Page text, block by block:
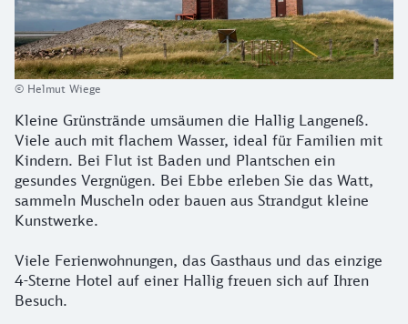
© Helmut Wiege
Kleine Grünstrände umsäumen die Hallig Langeneß.
Viele auch mit flachem Wasser, ideal für Familien mit
Kindern. Bei Flut ist Baden und Plantschen ein
gesundes Vergnügen. Bei Ebbe erleben Sie das Watt,
sammeln Muscheln oder bauen aus Strandgut kleine
Kunstwerke.
Viele Ferienwohnungen, das Gasthaus und das einzige
4-Sterne Hotel auf einer Hallig freuen sich auf Ihren
Besuch.